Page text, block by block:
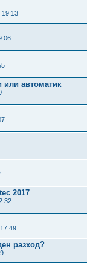
19:13
или автоматик
2017
разход?